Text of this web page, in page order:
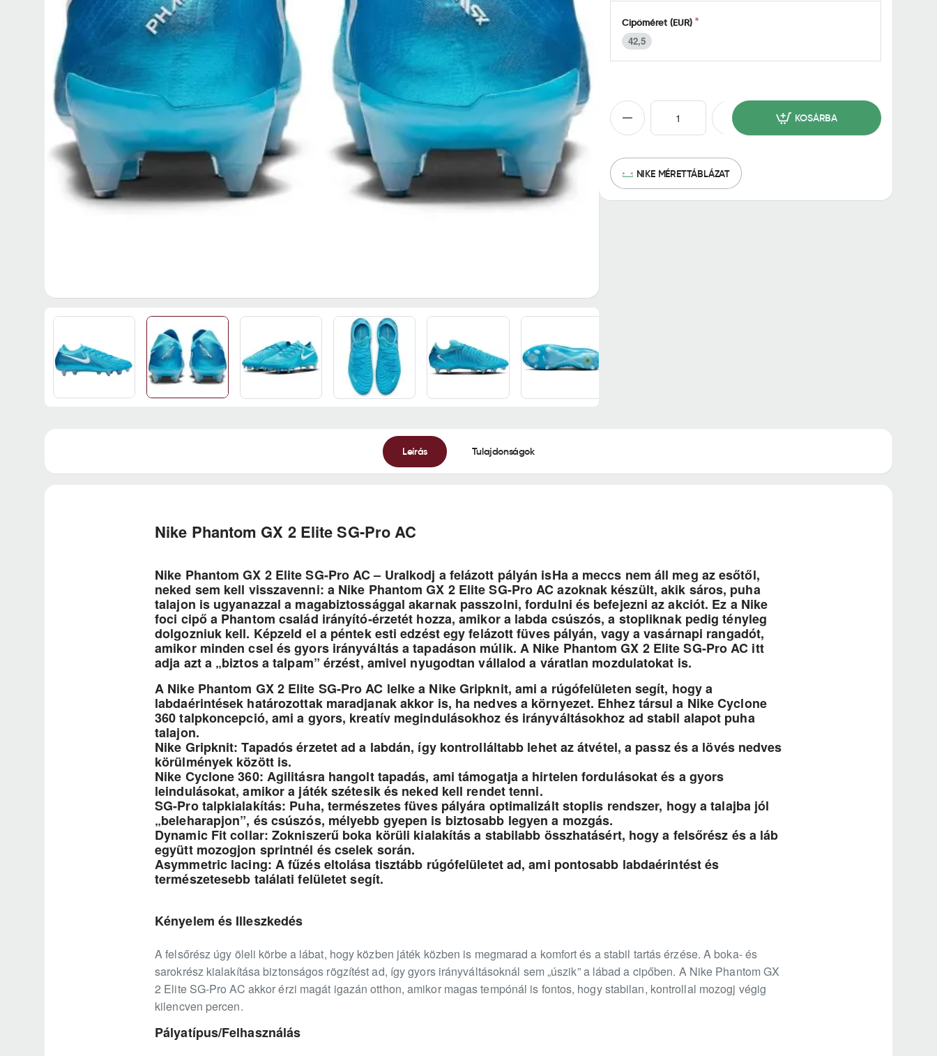
Cipőméret (EUR)
42,5
KOSÁRBA
NIKE MÉRETTÁBLÁZAT
Leírás Tulajdonságok
Nike Phantom GX 2 Elite SG-Pro AC
Nike Phantom GX 2 Elite SG-Pro AC – Uralkodj a felázott pályán isHa a meccs nem áll meg az esőtől,
neked sem kell visszavenni: a Nike Phantom GX 2 Elite SG-Pro AC azoknak készült, akik sáros, puha
talajon is ugyanazzal a magabiztossággal akarnak passzolni, fordulni és befejezni az akciót. Ez a Nike
foci cipő a Phantom család irányító-érzetét hozza, amikor a labda csúszós, a stopliknak pedig tényleg
dolgozniuk kell. Képzeld el a péntek esti edzést egy felázott füves pályán, vagy a vasárnapi rangadót,
amikor minden csel és gyors irányváltás a tapadáson múlik. A Nike Phantom GX 2 Elite SG-Pro AC itt
adja azt a „biztos a talpam” érzést, amivel nyugodtan vállalod a váratlan mozdulatokat is.
A Nike Phantom GX 2 Elite SG-Pro AC lelke a Nike Gripknit, ami a rúgófelületen segít, hogy a
labdaérintések határozottak maradjanak akkor is, ha nedves a környezet. Ehhez társul a Nike Cyclone
360 talpkoncepció, ami a gyors, kreatív megindulásokhoz és irányváltásokhoz ad stabil alapot puha
talajon.
Nike Gripknit: Tapadós érzetet ad a labdán, így kontrolláltabb lehet az átvétel, a passz és a lövés nedves
körülmények között is.
Nike Cyclone 360: Agilitásra hangolt tapadás, ami támogatja a hirtelen fordulásokat és a gyors
leindulásokat, amikor a játék szétesik és neked kell rendet tenni.
SG-Pro talpkialakítás: Puha, természetes füves pályára optimalizált stoplis rendszer, hogy a talajba jól
„beleharapjon”, és csúszós, mélyebb gyepen is biztosabb legyen a mozgás.
Dynamic Fit collar: Zokniszerű boka körüli kialakítás a stabilabb összhatásért, hogy a felsőrész és a láb
együtt mozogjon sprintnél és cselek során.
Asymmetric lacing: A fűzés eltolása tisztább rúgófelületet ad, ami pontosabb labdaérintést és
természetesebb találati felületet segít.
Kényelem és Illeszkedés
A felsőrész úgy öleli körbe a lábat, hogy közben játék közben is megmarad a komfort és a stabil tartás érzése. A boka- és
sarokrész kialakítása biztonságos rögzítést ad, így gyors irányváltásoknál sem „úszik” a lábad a cipőben. A Nike Phantom GX
2 Elite SG-Pro AC akkor érzi magát igazán otthon, amikor magas tempónál is fontos, hogy stabilan, kontrollal mozogj végig
kilencven percen.
Pályatípus/Felhasználás